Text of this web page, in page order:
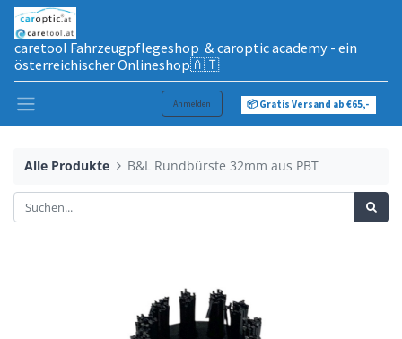
caretool Fahrzeugpflegeshop & caroptic academy - ein
österreichischer Onlineshop🇦🇹
Anmelden 📦 Gratis Versand ab €65,-
Alle Produkte B&L Rundbürste 32mm aus PBT